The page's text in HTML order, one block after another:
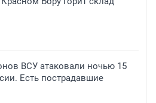
ВСУ атаковали ночью 15
Есть пострадавшие